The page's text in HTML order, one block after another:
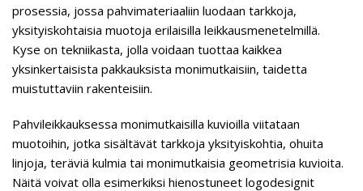
prosessia, jossa pahvimateriaaliin luodaan tarkkoja,
yksityiskohtaisia muotoja erilaisilla leikkausmenetelmillä.
Kyse on tekniikasta, jolla voidaan tuottaa kaikkea
yksinkertaisista pakkauksista monimutkaisiin, taidetta
muistuttaviin rakenteisiin.
Pahvileikkauksessa monimutkaisilla kuvioilla viitataan
muotoihin, jotka sisältävät tarkkoja yksityiskohtia, ohuita
linjoja, teräviä kulmia tai monimutkaisia geometrisia kuvioita.
Näitä voivat olla esimerkiksi hienostuneet logodesignit